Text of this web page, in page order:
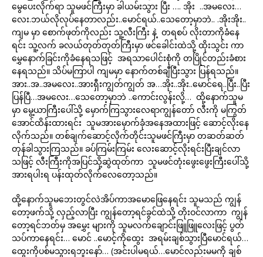
မွေပေးလိုက်ရာ သူမဖင်ကြီးမှာ ခါယမ်းသွား ပြီး …. အိုး ..အမလေး…
လေး.ဘယ်လိုလုပ်နေတာလည်း..မောင်ရယ်..သေတော့မှာဘဲ.. .အိုးအိုး..
ကျမ မှာ စောက်ဖုတ်ကိုလည်း သူ့လီးကြီး နဲ့ တရစပ် လိုးတာကိုခံနေ
ရင်း သူ့လက် ခလယ်တုတ်တုတ်ကြီးမှာ ဖင်ခေါင်းထဲသို့ ထိုးသွင်း ကာ
မွှေနောက်ခြင်းကိုခံနေရသဖြင့် အရသာပေါင်းစုံကို တပြိုင်တည်းခံစား
နေရသည်။ သိပ်မကြာပါ ကျမမှာ နောက်တစ်ချီပြီးသွား ပြန်ရသည်။
အား..အ..အမလေး..အားရှီးကျွတ်ကျွတ် အ…အိုး..အိုး..မောင်ရေ..ပြီး..ပြီး
ပြန်ပြီ…အမလေး…သေတော့မှာဘဲ ..ကောင်းလွန်းလို့… ထို့နောက်သူမ
မှာ မွေ့ယာကြီးပေါ်သို့ မှောက်ကြသွားလေရာကျွန်တော် လီးကို မကြွတ်
အောင်ထိန်းထားရင်း သူမအားမှောက်ခုံအနေအထားဖြင့် ဆောင့်လိုးနေ
လိုက်သည်။ တစ်ချက်ဆောင့်လိုက်တိုင်းသူမဖင်ကြီးမှာ တဆတ်ဆတ်
တုန်ခါသွားကြသည်။ ခပ်ကြမ်းကြမ်း လေးဆောင့်လိုးရင်းပြီးချင်လာ
သဖြင့် လီးကြီးကိုအပြင်သို့ဆွဲထုတ်ကာ သူမဖင်တုံးဖွေးဖွေးကြီးပေါ်သို့
အားရပါးရ ပန်းထုတ်လိုက်လေတော့သည်။
ထို့နောက်သူမဘေးတွင်လဲအိပ်ကာအမောဖြေနေရင်း သူမသည် ကျွန်
တော့ဖက်သို့ လှည့်လာပြီး ကျွန်တော့ရင်ခွင်ထဲသို့ တိုးဝင်လာကာ ကျွန်
တော့ရင်ဘတ်မှ အမွှေး များကို သူမလက်ချောင်းဖြူဖြူလေးဖြင့် ပွတ်
သပ်ကာနေရင်း… မောင် ..မောင့်ကိုထွေး အရမ်းချစ်သွားပြီမောင်ရယ်…
ထွေးကိုပစ်မသွားရဘူးနော်… (အင်းပါမရယ်…မောင်လည်းမမကို ချစ်